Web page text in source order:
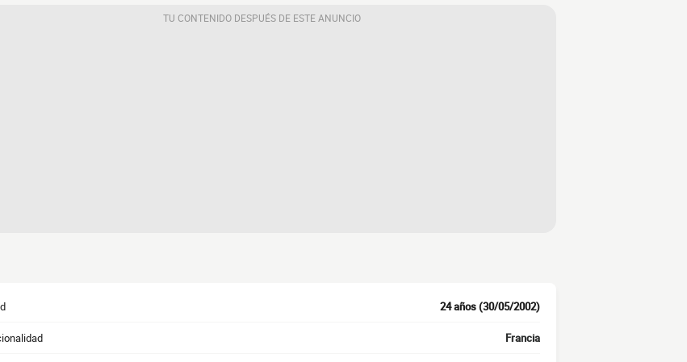
TU CONTENIDO DESPUÉS DE ESTE ANUNCIO
24 años (30/05/2002)
Francia